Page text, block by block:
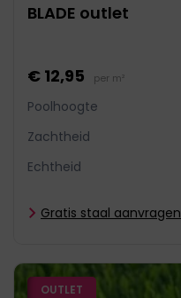
BLADE outlet
€ 12,95 per m²
Poolhoogte
Zachtheid
Echtheid
Gratis staal aanvragen
OUTLET